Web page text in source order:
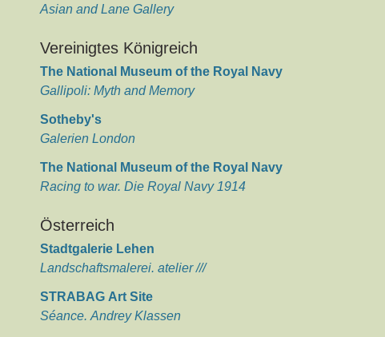
Asian and Lane Gallery
Vereinigtes Königreich
The National Museum of the Royal Navy
Gallipoli: Myth and Memory
Sotheby's
Galerien London
The National Museum of the Royal Navy
Racing to war. Die Royal Navy 1914
Österreich
Stadtgalerie Lehen
Landschaftsmalerei. atelier ///
STRABAG Art Site
Séance. Andrey Klassen